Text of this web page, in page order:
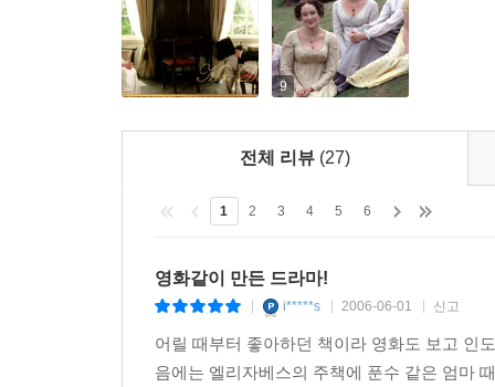
9
전체 리뷰 (27)
1 2 3 4 5 6
영화같이 만든 드라마!
i*****s 2006-06-01 신고
어릴 때부터 좋아하던 책이라 영화도 보고 인
음에는 엘리자베스의 주책에 푼수 같은 엄마